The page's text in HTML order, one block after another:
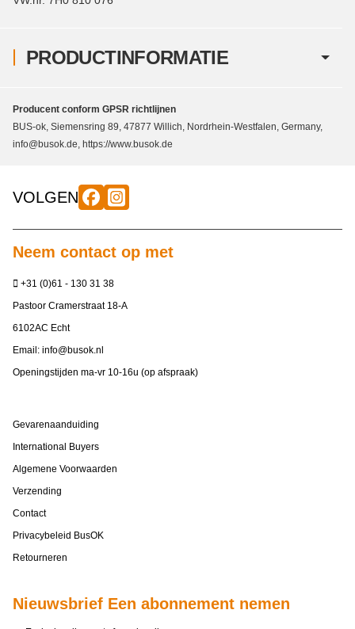
PRODUCTINFORMATIE
Producent conform GPSR richtlijnen
BUS-ok, Siemensring 89, 47877 Willich, Nordrhein-Westfalen, Germany,
info@busok.de, https://www.busok.de
VOLGEN
Neem contact op met
+31 (0)61 - 130 31 38
Pastoor Cramerstraat 18-A
6102AC Echt
Email: info@busok.nl
Openingstijden ma-vr 10-16u (op afspraak)
Gevarenaanduiding
International Buyers
Algemene Voorwaarden
Verzending
Contact
Privacybeleid BusOK
Retourneren
Nieuwsbrief Een abonnement nemen